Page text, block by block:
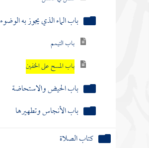
باب الماء الذي يجوز به الوضوء
باب التيمم
باب المسح على الخفين
باب الحيض والاستحاضة
باب الأنجاس وتطهيرها
كتاب الصلاة